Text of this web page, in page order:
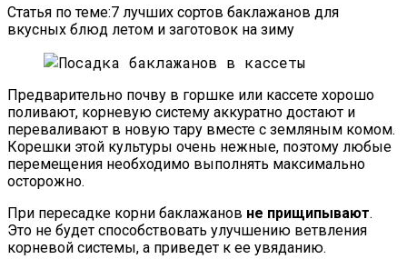
Статья по теме:7 лучших сортов баклажанов для
вкусных блюд летом и заготовок на зиму
Предварительно почву в горшке или кассете хорошо
поливают, корневую систему аккуратно достают и
переваливают в новую тару вместе с земляным комом.
Корешки этой культуры очень нежные, поэтому любые
перемещения необходимо выполнять максимально
осторожно.
При пересадке корни баклажанов не прищипывают.
Это не будет способствовать улучшению ветвления
корневой системы, а приведет к ее увяданию.